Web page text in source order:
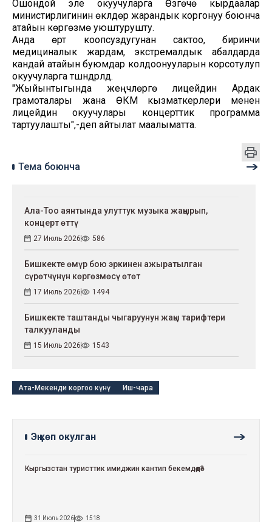
Ошондой эле окуучуларга Өзгөчө кырдаалар
министирлигинин өкүлдөрү жарандык коргонуу боюнча
атайын көргөзмө уюштурушту.
Анда өрт коопсуздугунан сактоо, биринчи
медициналык жардам, экстремалдык абалдарда
кандай атайын буюмдар колдоонууларын корсотулуп
окуучуларга түшүндүрүлдү.
"Жыйынтыгында жеңүүчүлөргө лицейдин Ардак
грамоталары жана ӨКМ кызматкерлери менен
лицейдин окуучулары концерттик программа
тартуулашты",-деп айтылат маалыматта.
Тема боюнча
Ала-Тоо аянтында улуттук музыка жаңырып,
концерт өттү
27 Июль 2026 586
Бишкекте өмүр бою эркинен ажыратылган
сүрөтчүнүн көргөзмөсү өтөт
17 Июль 2026 1494
Бишкекте таштанды чыгаруунун жаңы тарифтери
талкууланды
15 Июль 2026 1543
Ата-Мекенди коргоо күнү Иш-чара
Эң көп окулган
Кыргызстан туристтик имиджин кантип бекемдөөдө?
31 Июль 2026 1518